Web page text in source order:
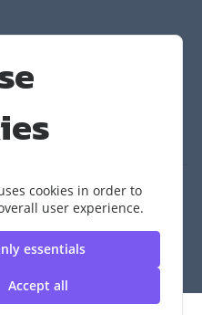
cookies in order to
user experience.
essentials
Accept all
รและเทคโนโลยีสารสนเทศ |
ราชมงคลสุวรรณภูมิ